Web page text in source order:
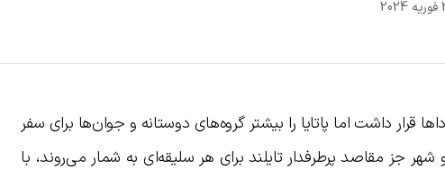
قرار داشت اما پاتایا را بیشتر گروه‌های دوستانه و جوان‌ها برای سفر
جز مقاصد پرطرفدار تایلند برای هر سلیقه‌ای به شمار می‌روند، با